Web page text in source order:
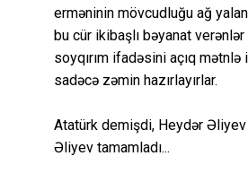
erməninin mövcudluğu ağ
bu cür ikibaşlı bəyanat
soyqırım ifadəsini açıq mətnlə
sadəcə zəmin hazırlayırlar.
Atatürk demişdi, Heydər
Əliyev tamamladı...